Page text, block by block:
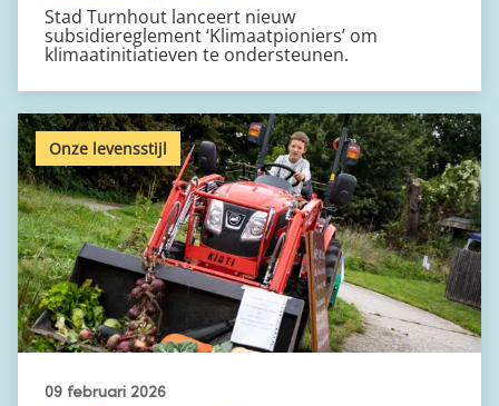
Stad Turnhout lanceert nieuw
subsidiereglement ‘Klimaatpioniers’ om
klimaatinitiatieven te ondersteunen.
09 februari 2026
Onze levensstijl